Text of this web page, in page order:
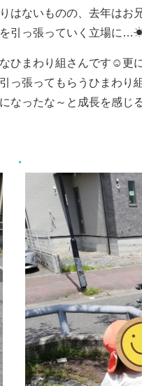
はないものの、去年はお
を引っ張っていく立場に
なひまわり組さんです☺更
っ張ってもらうひまわり
なったな～と成長を感じ